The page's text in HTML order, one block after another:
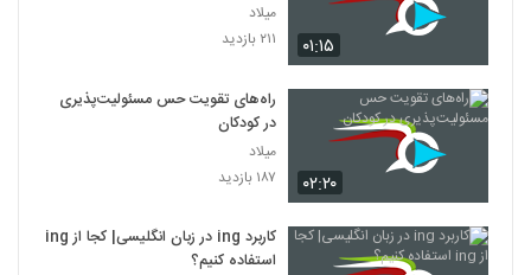
۰۱:۱۵
میلاد
۲۱۱ بازدید
۰۲:۲۰
راه‌های تقویت حس مسئولیت‌پذیری
در کودکان
میلاد
۱۸۷ بازدید
کاربرد ing در زبان انگلیسی| کجا از ing
استفاده کنیم؟